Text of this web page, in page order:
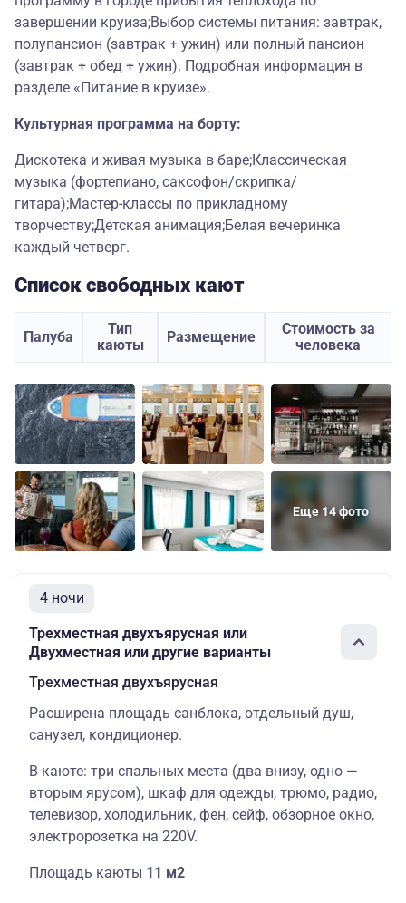
завершении круиза;Выбор системы питания: завтрак,
полупансион (завтрак + ужин) или полный пансион
(завтрак + обед + ужин). Подробная информация в
разделе «Питание в круизе».
Культурная программа на борту:
Дискотека и живая музыка в баре;Классическая
музыка (фортепиано, саксофон/скрипка/
гитара);Мастер-классы по прикладному
творчеству;Детская анимация;Белая вечеринка
каждый четверг.
Список свободных кают
Палуба
Тип
каюты
Размещение
Стоимость за
человека
Еще 14 фото
4 ночи
Трехместная двухъярусная или
Двухместная или другие варианты
Трехместная двухъярусная
Расширена площадь санблока, отдельный душ,
санузел, кондиционер.
В каюте: три спальных места (два внизу, одно —
вторым ярусом), шкаф для одежды, трюмо, радио,
телевизор, холодильник, фен, сейф, обзорное окно,
электророзетка на 220V.
Площадь каюты 11 м2